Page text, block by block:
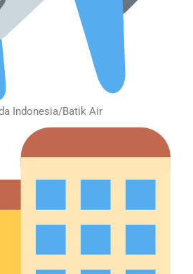
Indonesia/Batik Air